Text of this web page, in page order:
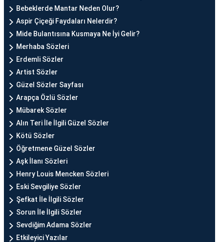
Bebeklerde Mantar Neden Olur?
Aspir Çiçeği Faydaları Nelerdir?
Mide Bulantısına Kusmaya Ne İyi Gelir?
Merhaba Sözleri
Erdemli Sözler
Artist Sözler
Güzel Sözler Sayfası
Arapça Özlü Sözler
Mübarek Sözler
Alın Teri İle İlgili Güzel Sözler
Kötü Sözler
Öğretmene Güzel Sözler
Aşk İlanı Sözleri
Henry Louis Mencken Sözleri
Eski Sevgiliye Sözler
Şefkat İle İlgili Sözler
Sorun İle İlgili Sözler
Sevdiğim Adama Sözler
Etkileyici Yazılar